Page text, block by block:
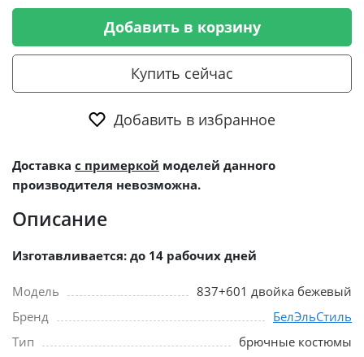
Добавить в корзину
Купить сейчас
Добавить в избранное
Доставка с примеркой моделей данного
производителя невозможна.
Описание
Изготавливается: до 14 рабочих дней
Модель
837+601 двойка бежевый
Бренд
БелЭльСтиль
Тип
брючные костюмы